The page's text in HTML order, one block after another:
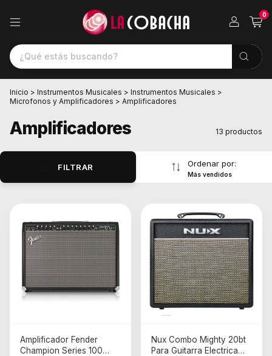
0
Inicio > Instrumentos Musicales > Instrumentos Musicales >
Microfonos y Amplificadores > Amplificadores
Amplificadores 13 productos
FILTRAR Ordenar por:
Más vendidos
Amplificador Fender
Champion Series 100
Nux Combo Mighty 20bt
Para Guitarra Electrica